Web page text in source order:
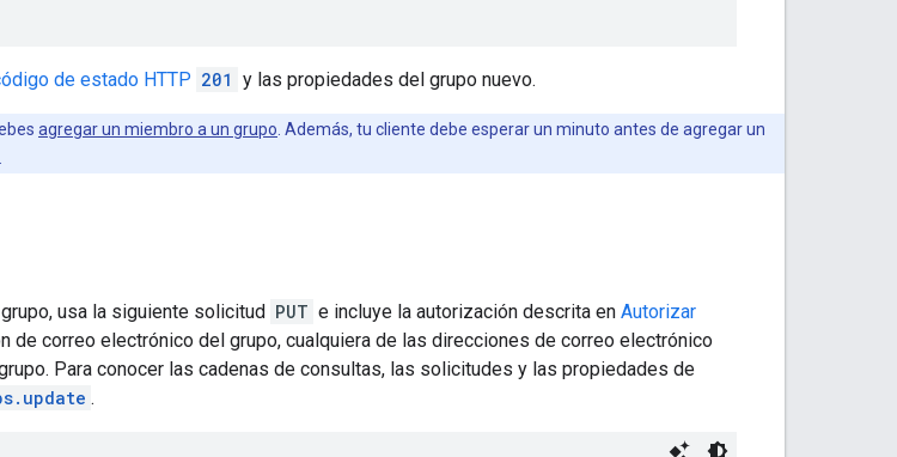
de estado HTTP 201 y las propiedades del grupo nuevo.
agregar un miembro a un grupo . Además, tu cliente debe esperar un minuto antes de agregar un
grupo, usa la siguiente solicitud PUT e incluye la autorización descrita en Autorizar
de correo electrónico del grupo, cualquiera de las direcciones de correo electrónico
Para conocer las cadenas de consultas, las solicitudes y las propiedades de
.